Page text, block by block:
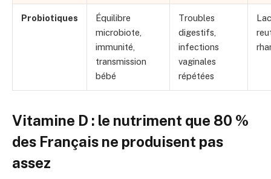
Probiotiques
Équilibre
microbiote,
immunité,
transmission
bébé
Troubles
digestifs,
infections
vaginales
répétées
Vitamine D : le nutriment que 80 %
des Français ne produisent pas
assez